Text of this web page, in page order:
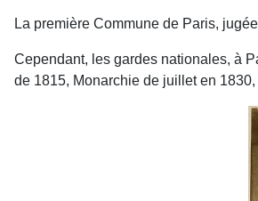
La première Commune de Paris,
Cependant, les gardes nationales, à
de 1815, Monarchie de juillet en